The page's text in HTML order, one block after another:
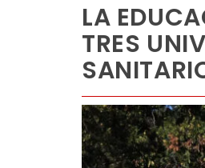
LA
TRES